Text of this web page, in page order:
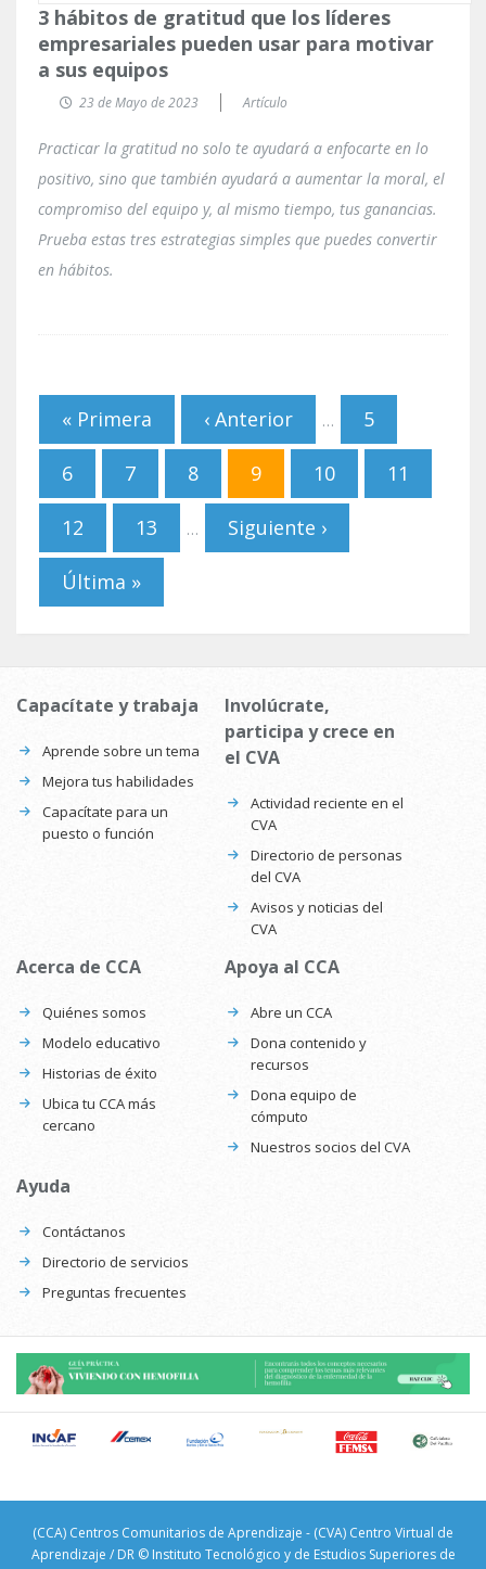
3 hábitos de gratitud que los líderes
empresariales pueden usar para motivar
a sus equipos
23 de Mayo de 2023 Artículo
Practicar la gratitud no solo te ayudará a enfocarte en lo
positivo, sino que también ayudará a aumentar la moral, el
compromiso del equipo y, al mismo tiempo, tus ganancias.
Prueba estas tres estrategias simples que puedes convertir
en hábitos.
Páginas
« Primera ‹ Anterior … 5
6 7 8 9 10 11
12 13 … Siguiente ›
Última »
Capacítate y trabaja
Aprende sobre un tema
Mejora tus habilidades
Capacítate para un
puesto o función
Involúcrate,
participa y crece en
el CVA
Actividad reciente en el
CVA
Directorio de personas
del CVA
Avisos y noticias del
CVA
Acerca de CCA
Quiénes somos
Modelo educativo
Historias de éxito
Ubica tu CCA más
cercano
Apoya al CCA
Abre un CCA
Dona contenido y
recursos
Dona equipo de
cómputo
Nuestros socios del CVA
Ayuda
Contáctanos
Directorio de servicios
Preguntas frecuentes
(CCA) Centros Comunitarios de Aprendizaje - (CVA) Centro Virtual de
Aprendizaje / DR © Instituto Tecnológico y de Estudios Superiores de